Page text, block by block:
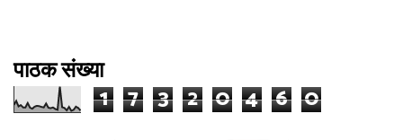
पाठक संख्या
1 7 3 2 0 4 6 0